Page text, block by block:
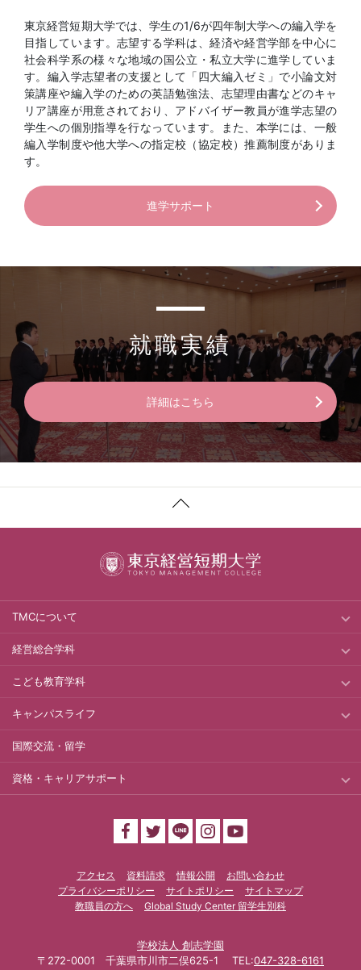
東京経営短期大学では、学生の1/6が四年制大学への編入学を
目指しています。志望する学科は、経済や経営学部を中心に
社会科学系の様々な地域の国公立・私立大学に進学していま
す。編入学志望者の支援として「四大編入ゼミ」で小論文対
策講座や編入学のための英語勉強法、志望理由書などのキャ
リア講座が用意されており、アドバイザー教員が進学志望の
学生への個別指導を行なっています。また、本学には、一般
編入学制度や他大学への指定校（協定校）推薦制度がありま
す。
進学サポート
就職実績
詳細はこちら
TMCについて
経営総合学科
こども教育学科
キャンパスライフ
国際交流・留学
資格・キャリアサポート
アクセス 資料請求 情報公開
お問い合わせ
プライバシーポリシー
サイトポリシー
サイトマップ
教職員の方へ
Global Study Center 留学生別科
学校法人 創志学園
〒272-0001 千葉県市川市二俣625-1 TEL:047-328-6161